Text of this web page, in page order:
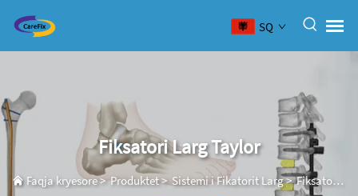
SQ
Fiksatori Larg Taylor
Faqja kryesore>Produktet> Sistemi i Fikatorit Larg>Fiksatori Larg Taylor